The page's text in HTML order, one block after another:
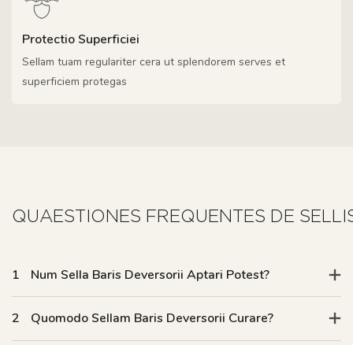
Protectio Superficiei
Sellam tuam regulariter cera ut splendorem serves et
superficiem protegas
1 Num Sella Baris Deversorii Aptari Potest?
2 Quomodo Sellam Baris Deversorii Curare?